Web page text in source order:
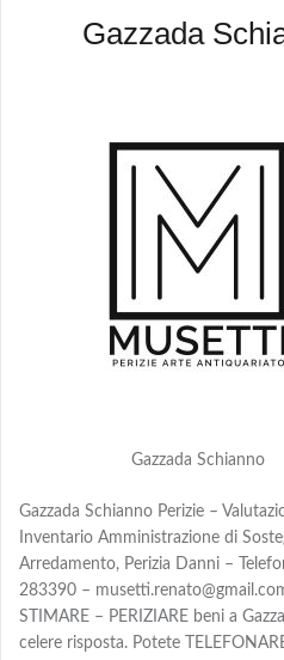
Gazzada
Gazzada Schianno
Gazzada Schianno Perizie –
Inventario Amministrazione di
Arredamento, Perizia Danni –
283390 –
STIMARE – PERIZIARE beni a
celere risposta. Potete